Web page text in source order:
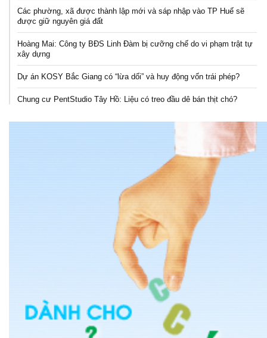
Các phường, xã được thành lập mới và sáp nhập vào TP Huế sẽ
được giữ nguyên giá đất
Hoàng Mai: Công ty BĐS Linh Đàm bị cưỡng chế do vi phạm trật tự
xây dựng
Dự án KOSY Bắc Giang có “lừa dối” và huy động vốn trái phép?
Chung cư PentStudio Tây Hồ: Liệu có treo đầu dê bán thịt chó?